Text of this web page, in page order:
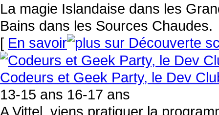
La magie Islandaise dans les
Bains dans les Sources Chaudes.
[ En savoir
Codeurs et Geek Party, le Dev
13-15 ans 16-17 ans
A Vittel, viens pratiquer la